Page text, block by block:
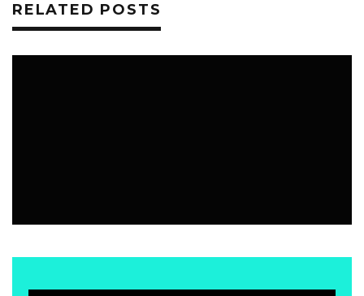
RELATED POSTS